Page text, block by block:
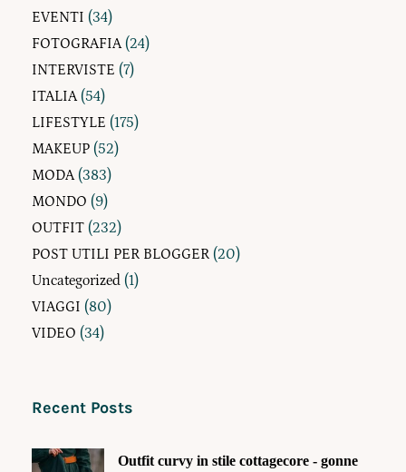
EVENTI (34)
FOTOGRAFIA(24)
INTERVISTE (7)
ITALIA(54)
LIFESTYLE (175)
MAKEUP (52)
MODA(383)
MONDO (9)
OUTFIT (232)
POST UTILI PER BLOGGER (20)
Uncategorized (1)
VIAGGI (80)
VIDEO (34)
Recent Posts
Outfit curvy in stile cottagecore - gonne